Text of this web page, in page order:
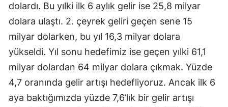
dolardı. Bu yılki ilk 6 aylık gelir ise 25,8 milyar
dolara ulaştı. 2. çeyrek geliri geçen sene 15
milyar dolarken, bu yıl 16,3 milyar dolara
yükseldi. Yıl sonu hedefimiz ise geçen yılki 61,1
milyar dolardan 64 milyar dolara çıkmak. Yüzde
4,7 oranında gelir artışı hedefliyoruz. Ancak ilk 6
aya baktığımızda yüzde 7,6’lık bir gelir artışı